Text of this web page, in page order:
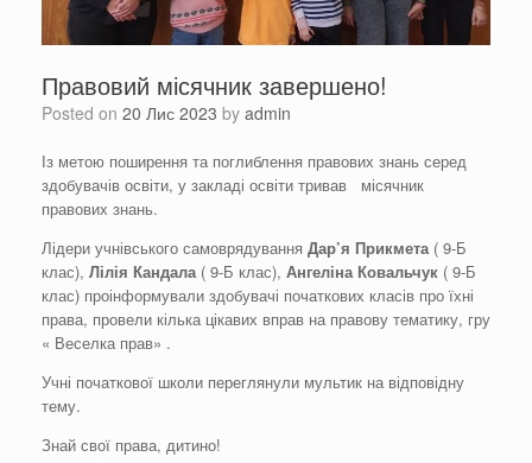
Правовий місячник завершено!
Posted on 20 Лис 2023 by admin
Із метою поширення та поглиблення правових знань серед
здобувачів освіти, у закладі освіти тривав місячник
правових знань.
Лідери учнівського самоврядування Дар’я Прикмета( 9-Б
клас), Лілія Кандала( 9-Б клас), АнгелінаКовальчук ( 9-Б
клас) проінформували здобувачі початкових класів про їхні
права, провели кілька цікавих вправ на правову тематику, гру
« Веселка прав» .
Учні початкової школи переглянули мультик на відповідну
тему.
Знай свої права, дитино!